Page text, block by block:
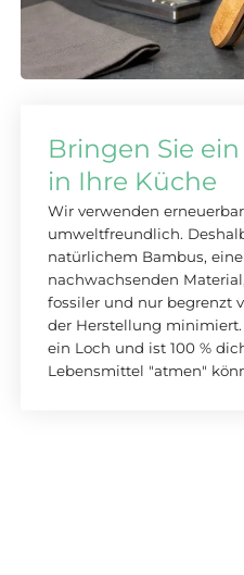
Bringen Sie
in Ihre Küche
Wir verwenden
umweltfreundlich.
natürlichem Bambus,
nachwachsenden
fossiler und nur begrenzt
der Herstellung
ein Loch und ist 100 %
Lebensmittel "atmen"